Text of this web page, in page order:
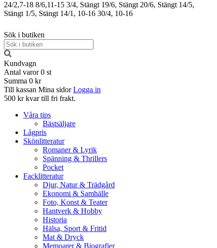
24/2,7-18 8/6,11-15 3/4, Stängt 19/6, Stängt 20/6, Stängt 14/5,
Stängt 1/5, Stängt 14/1, 10-16 30/4, 10-16
Sök i butiken
Kundvagn
Antal varor 0 st
Summa 0 kr
Till kassan Mina sidor Logga in
500 kr kvar till fri frakt.
Våra tips
Bästsäljare
Lågpris
Skönlitteratur
Romaner & Lyrik
Spänning & Thrillers
Pocket
Facklitteratur
Djur, Natur & Trädgård
Ekonomi & Samhälle
Foto, Konst & Teater
Hantverk & Hobby
Historia
Hälsa, Sport & Fritid
Mat & Dryck
Memoarer & Biografier